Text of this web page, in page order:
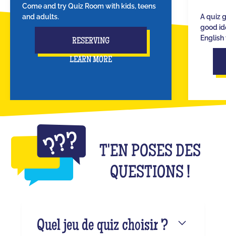
Come and try Quiz Room with kids, teens
and adults.
RESERVING
LEARN MORE
A quiz
good
T'EN POSES DES
QUESTIONS !
Quel jeu de quiz choisir ?